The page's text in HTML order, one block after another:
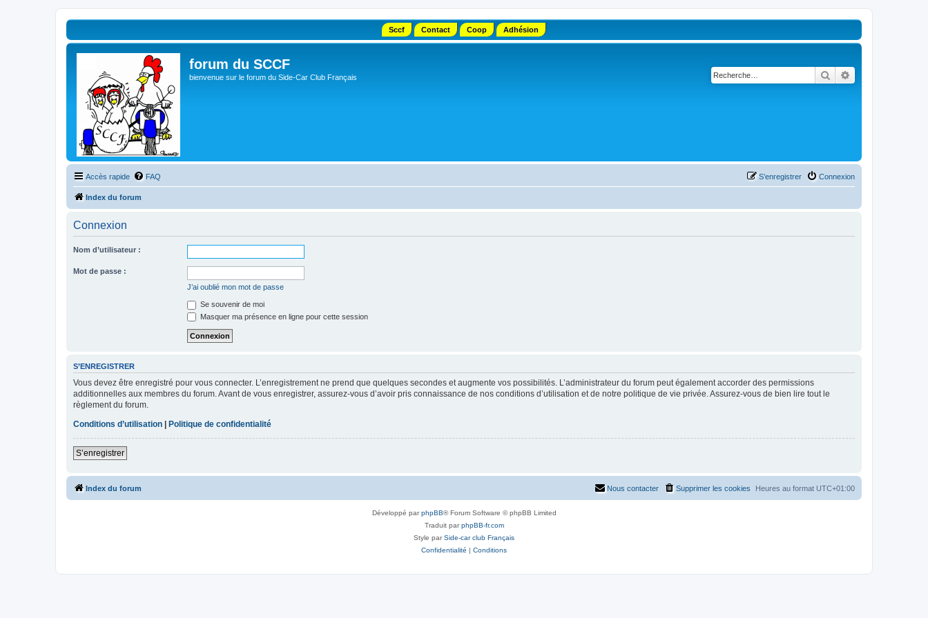
Sccf Contact Coop Adhésion
forum du SCCF
bienvenue sur le forum du Side-Car Club Français Rechercher
Accès rapide FAQ Connexion
S’enregistrer
Index du forum
Connexion
Nom d’utilisateur :
Mot de passe :
J’ai oublié mon mot de passe
Se souvenir de moi
Masquer ma présence en ligne pour cette session
S’ENREGISTRER
Vous devez être enregistré pour vous connecter. L’enregistrement ne prend que quelques secondes et augmente vos possibilités. L’administrateur du forum peut également accorder des permissions
additionnelles aux membres du forum. Avant de vous enregistrer, assurez-vous d’avoir pris connaissance de nos conditions d’utilisation et de notre politique de vie privée. Assurez-vous de bien lire tout le
règlement du forum.
Conditions d’utilisation | Politique de confidentialité
S’enregistrer
Index du forum Heures au format UTC+01:00
Supprimer les cookies
Nous contacter
Développé parphpBB® Forum Software © phpBB Limited
Traduit parphpBB-fr.com
Style parSide-car club Français
Confidentialité | Conditions